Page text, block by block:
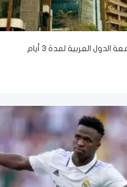
العربية لمدة ٣ أيام